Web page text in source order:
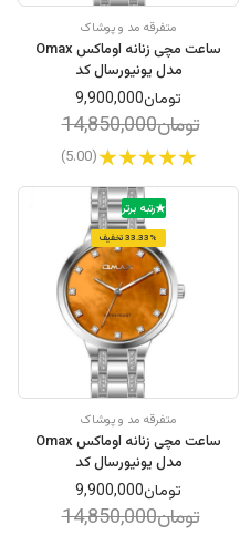
متفرقه مد و پوشاک
ساعت مچی زنانه اوماکس Omax
مدل یونیورسال کد
OYY008I00Eتومان9,900,000
تومان14,850,000
(5.00)
رتبه برتر
33.33% تخفیف
متفرقه مد و پوشاک
ساعت مچی زنانه اوماکس Omax
مدل یونیورسال کد
OYY008I00Nتومان9,900,000
تومان14,850,000